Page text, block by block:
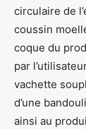
circulaire de
coussin
coque du
par
vachette
d’une
ainsi au